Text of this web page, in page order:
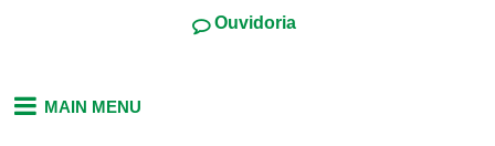
Ouvidoria
MAIN MENU